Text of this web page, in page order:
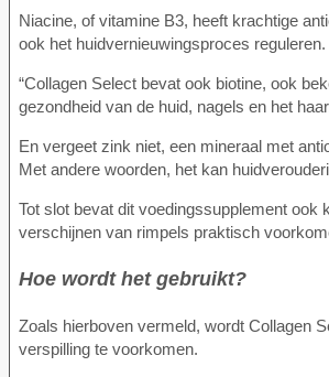
Niacine, of vitamine B3, heeft krachtige
ook het huidvernieuwingsproces reguleren.
“Collagen Select bevat ook biotine, ook
gezondheid van de huid, nagels en het
En vergeet zink niet, een mineraal met
Met andere woorden, het kan
Tot slot bevat dit voedingssupplement ook
verschijnen van rimpels praktisch
Hoe wordt het gebruikt?
Zoals hierboven vermeld, wordt Collagen
verspilling te voorkomen.